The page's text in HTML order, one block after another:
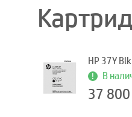
HP 37Y
В
37